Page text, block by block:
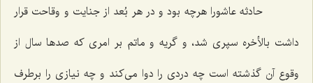
حادثه عاشورا هرچه بود و در هر بُعد از جنایت و وقاحت قرار
داشت بالأخره سپری شد، و گریه و ماتم بر امری که صدها سال از
وقوع آن گذشته است چه دردی را دوا می‌کند و چه نیازی را برطرف